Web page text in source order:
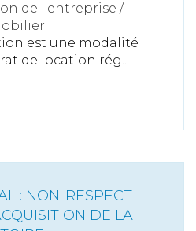
de l'entreprise /
est une modalité
de location rég...
: NON-RESPECT
DE LA